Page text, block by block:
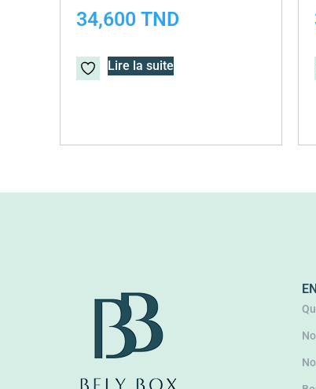
34,600TND
Lire la suite